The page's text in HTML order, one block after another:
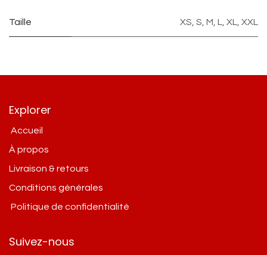
Taille XS S M L XL XXL
Explorer
Accueil
À propos
Livraison & retours
Conditions g​énérales
Politique de confidentialité
Suivez-nous